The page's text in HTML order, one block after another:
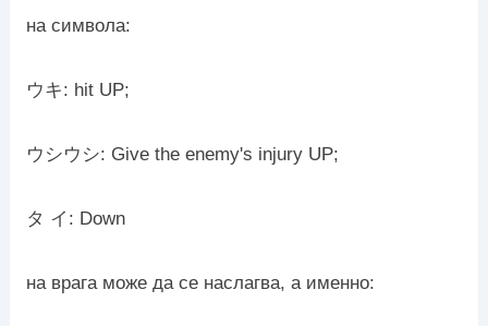
на символа:
ウキ: hit UP;
ウシウシ: Give the enemy's injury UP;
タ イ: Down
на врага може да се наслагва, а именно: